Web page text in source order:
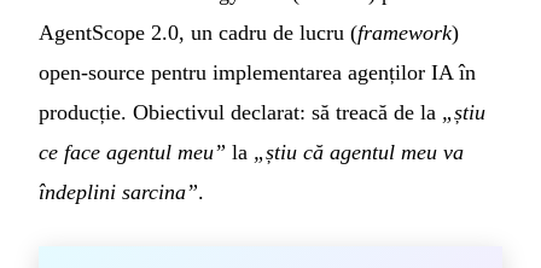
AgentScope 2.0, un cadru de lucru (framework)
open-source pentru implementarea agenților IA în
producție. Obiectivul declarat: să treacă de la „știu
ce face agentul meu” la „știu că agentul meu va
îndeplini sarcina”.